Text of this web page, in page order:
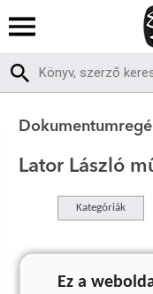
Lator László
Kategóriák
A keresett
Ez a